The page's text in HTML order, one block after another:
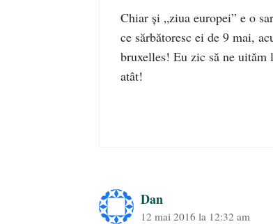
Chiar şi „ziua europei” e o
ce sărbătoresc ei de 9 mai,
bruxelles! Eu zic să ne uităm
atât!
Dan
12 mai 2016 la 12:32 am